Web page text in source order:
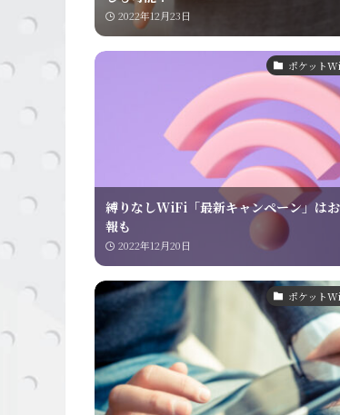
2022年12月23日
ポケット
縛りなしWiFi「最新キャンペーン」は
報も
2022年12月20日
ポケット